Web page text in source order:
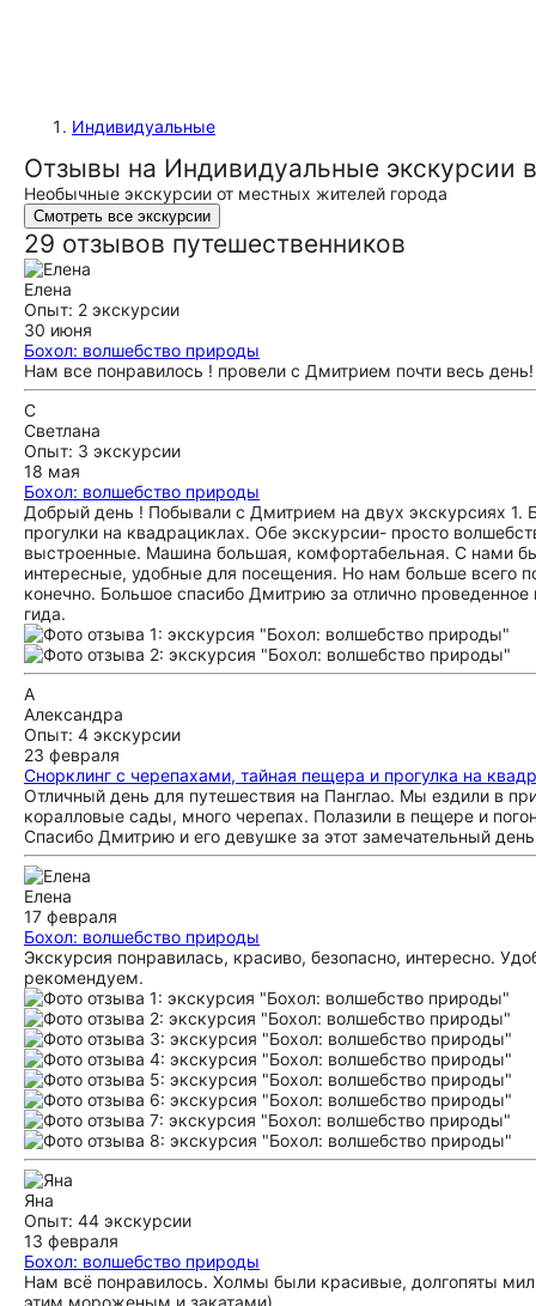
Индивидуальные
Отзывы на Индивидуальные экскурсии
Необычные экскурсии от местных жителей города
Смотреть все экскурсии
29 отзывов путешественников
Елена
Опыт: 2 экскурсии
30 июня
Бохол: волшебство природы
Нам все понравилось ! провели с Дмитрием почти весь
С
Светлана
Опыт: 3 экскурсии
18 мая
Бохол: волшебство природы
Добрый день ! Побывали с Дмитрием на двух экскурсиях 1.
прогулки на квадрациклах. Обе экскурсии- просто
выстроенные. Машина большая, комфортабельная. С нами
интересные, удобные для посещения. Но нам больше всего
конечно. Большое спасибо Дмитрию за отлично
гида.
А
Александра
Опыт: 4 экскурсии
23 февраля
Снорклинг с черепахами, тайная пещера и прогулка на
Отличный день для путешествия на Панглао. Мы ездили в
коралловые сады, много черепах. Полазили в пещере и
Спасибо Дмитрию и его девушке за этот замечательный
Елена
17 февраля
Бохол: волшебство природы
Экскурсия понравилась, красиво, безопасно, интересно.
рекомендуем.
Яна
Опыт: 44 экскурсии
13 февраля
Бохол: волшебство природы
Нам всё понравилось. Холмы были красивые, долгопяты
этим мороженым и закатами)